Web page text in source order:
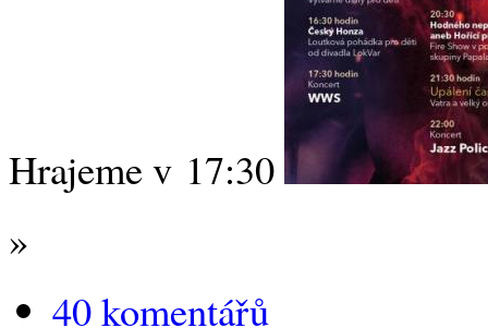
Hrajeme v 17:30
»
40 komentářů